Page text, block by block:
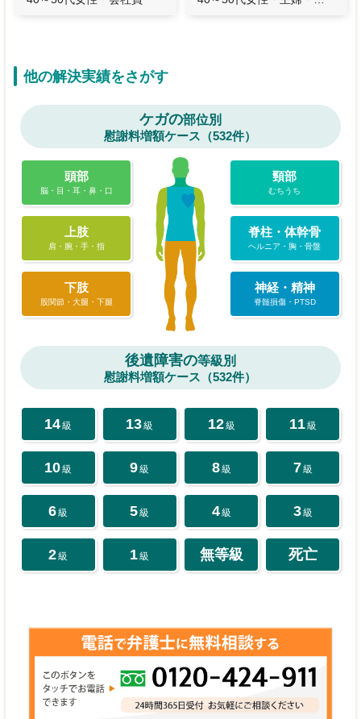
他の解決実績をさがす
ケガの部位別
慰謝料増額ケース（532件）
頭部
脳・目・耳・鼻・口
頸部
むちうち
上肢
肩・腕・手・指
脊柱・体幹骨
ヘルニア・胸・骨盤
下肢
股関節・大腿・下腿
神経・精神
脊髄損傷・PTSD
後遺障害の等級別
慰謝料増額ケース（532件）
14級 13級 12級 11級
10級 9級 8級 7級
6級 5級 4級 3級
2級 1級 無等級 死亡